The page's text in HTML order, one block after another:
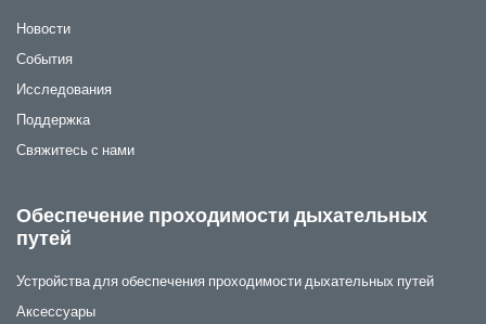
Новости
События
Исследования
Поддержка
Свяжитесь с нами
Обеспечение проходимости дыхательных
путей
Устройства для обеспечения проходимости дыхательных путей
Аксессуары